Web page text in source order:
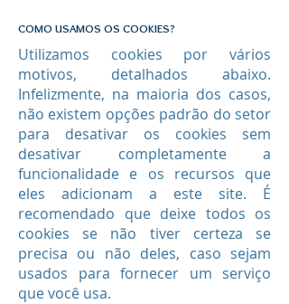
COMO USAMOS OS COOKIES?
Utilizamos cookies por vários
motivos, detalhados abaixo.
Infelizmente, na maioria dos casos,
não existem opções padrão do setor
para desativar os cookies sem
desativar completamente a
funcionalidade e os recursos que
eles adicionam a este site. É
recomendado que deixe todos os
cookies se não tiver certeza se
precisa ou não deles, caso sejam
usados ​​para fornecer um serviço
que você usa.